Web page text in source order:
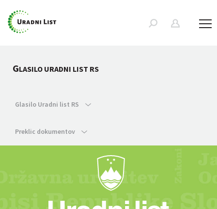
GLASILO URADNI LIST RS
Glasilo Uradni list RS
Preklic dokumentov